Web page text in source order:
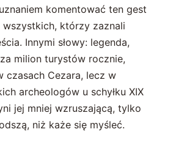
komentować ten gest
wszystkich, którzy zaznali
Innymi słowy: legenda,
milion turystów rocznie,
czasach Cezara, lecz w
archeologów u schyłku XIX
jej mniej wzruszającą, tylko
niż każe się myśleć.